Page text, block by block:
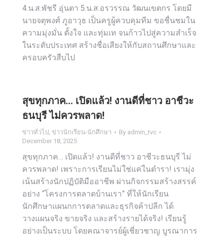
4.น.ส.พัชรี อุ่นตา 5.น.ส.อรวรรณ วัฒนเขตกร โดยมี
นายจตุพงศ์ ภูอาวุธ เป็นครูผู้ควบคุมทีม ขอชื่นชมใน
ความมุ่งมั่น ตั้งใจ และทุ่มเท จนก้าวไปสู่ความสำเร็จ
ในระดับประเทศ สร้างชื่อเสียงให้กับสถานศึกษาและ
ครอบครัวสืบไป
สุขทุกภาค… เปิดแล้ว! งานดีที่ชาว อาชีวะ
ธนบุรี ไม่ควรพลาด!
ข่าวทั่วไป, ข่าวนักเรียน-นักศึกษา By admin_tvc
December 18, 2025
สุขทุกภาค… เปิดแล้ว! งานดีที่ชาว อาชีวะธนบุรี ไม่
ควรพลาด! เพราะการเรียนไม่ใช่แค่ในตำรา! เรามุ่ง
เน้นสร้างนักปฏิบัติมืออาชีพ ผ่านกิจกรรมสร้างสรรค์
อย่าง “โครงการตลาดบ้านเรา” ที่ให้นักเรียน
นักศึกษาแผนกการตลาดและธุรกิจค้าปลีก ได้
วางแผนจริง ขายจริง และสร้างรายได้จริง! เรียนรู้
อย่างเป็นระบบ โดยคณาจารย์ผู้เชี่ยวชาญ บูรณาการ